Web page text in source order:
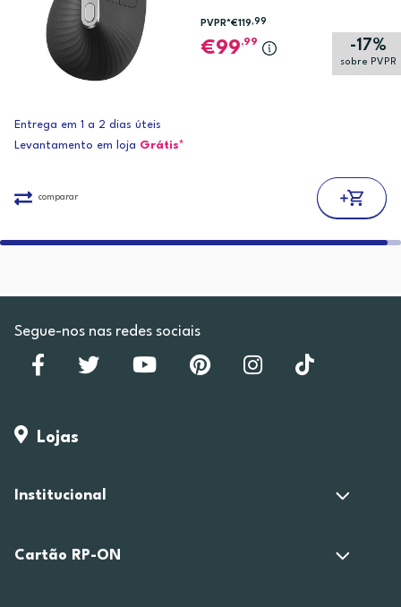
-17%
sobre PVPR
PVPR*€119,99
99,99
Entrega em 1 a 2 dias úteis
Levantamento em loja Grátis*
comparar
Segue-nos nas redes sociais
Lojas
Institucional
Cartão RP-ON